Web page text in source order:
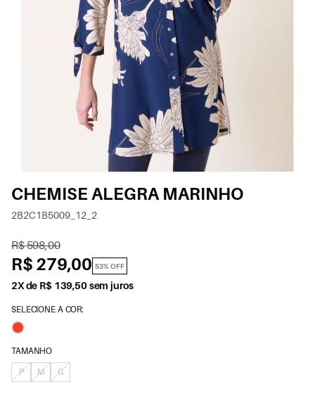
CHEMISE ALEGRA MARINHO
2B2C1B5009_12_2
R$ 598,00
R$ 279,00 53% OFF
2X de R$ 139,50 sem juros
SELECIONE A COR:
TAMANHO
P
M G